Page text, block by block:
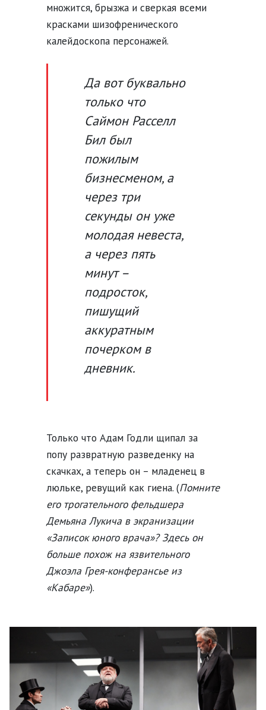
множится, брызжа и сверкая всеми
красками шизофренического
калейдоскопа персонажей.
Да вот буквально
только что
Саймон Расселл
Бил был
пожилым
бизнесменом, а
через три
секунды он уже
молодая невеста,
а через пять
минут –
подросток,
пишущий
аккуратным
почерком в
дневник.
Только что Адам Годли щипал за
попу развратную разведенку на
скачках, а теперь он – младенец в
люльке, ревущий как гиена. (Помните
его трогательного фельдшера
Демьяна Лукича в экранизации
«Записок юного врача»? Здесь он
больше похож на язвительного
Джоэла Грея-конферансье из
«Кабаре»).